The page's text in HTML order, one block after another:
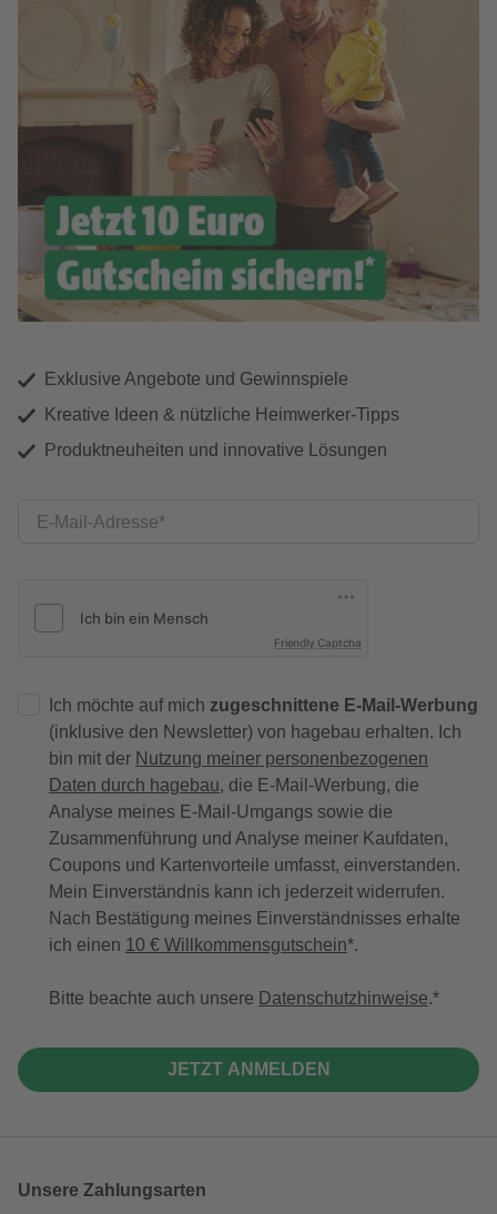
Exklusive Angebote und Gewinnspiele
Kreative Ideen & nützliche Heimwerker-Tipps
Produktneuheiten und innovative Lösungen
E-Mail-Adresse
Friendly Captcha
Ich möchte auf mich zugeschnittene E-Mail-Werbung
(inklusive den Newsletter) von hagebau erhalten. Ich
bin mit der Nutzung meiner personenbezogenen
Daten durch hagebau, die E-Mail-Werbung, die
Analyse meines E-Mail-Umgangs sowie die
Zusammenführung und Analyse meiner Kaufdaten,
Coupons und Kartenvorteile umfasst, einverstanden.
Mein Einverständnis kann ich jederzeit widerrufen.
Nach Bestätigung meines Einverständnisses erhalte
ich einen 10 € Willkommensgutschein*.
Bitte beachte auch unsere Datenschutzhinweise.
JETZT ANMELDEN
Unsere Zahlungsarten